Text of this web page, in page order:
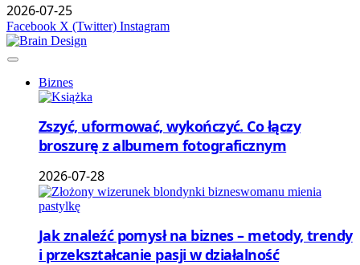
2026-07-25
Facebook X (Twitter) Instagram
Biznes
Zszyć, uformować, wykończyć. Co łączy
broszurę z albumem fotograficznym
2026-07-28
Jak znaleźć pomysł na biznes – metody, trendy
i przekształcanie pasji w działalność